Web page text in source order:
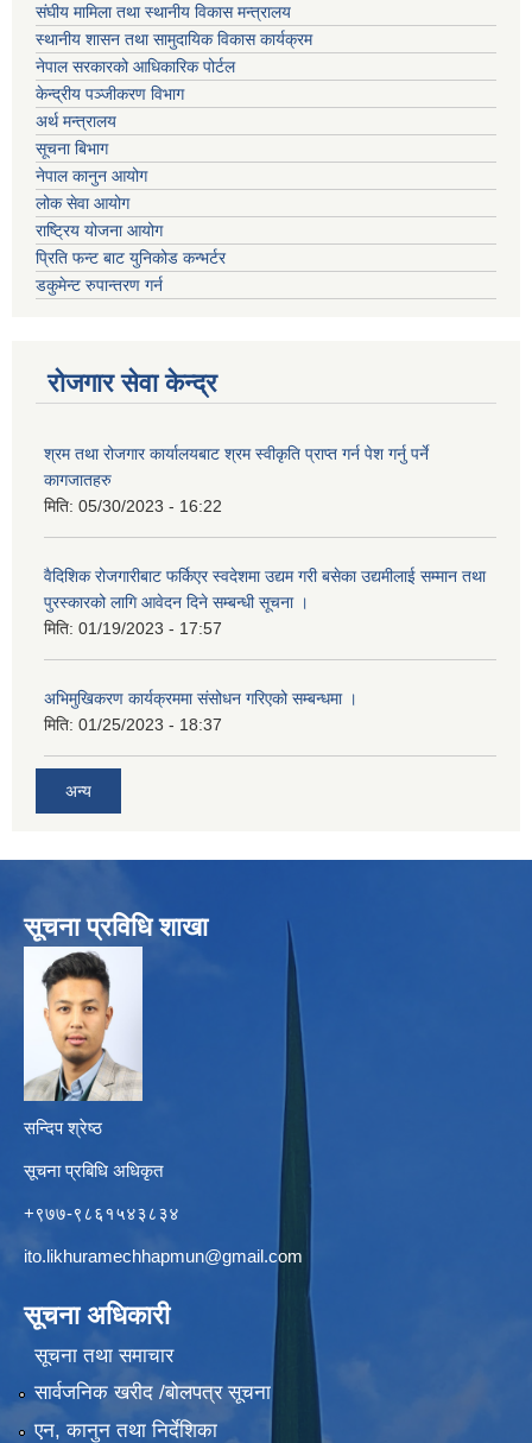
संघीय मामिला तथा स्थानीय विकास मन्त्रालय
स्थानीय शासन तथा सामुदायिक विकास कार्यक्रम
नेपाल सरकारको आधिकारिक पोर्टल
केन्द्रीय पञ्जीकरण विभाग
अर्थ मन्त्रालय
सूचना बिभाग
नेपाल कानुन आयोग
लोक सेवा आयोग
राष्ट्रिय योजना आयोग
प्रिति फन्ट बाट युनिकोड कन्भर्टर
डकुमेन्ट रुपान्तरण गर्न
रोजगार सेवा केन्द्र
श्रम तथा रोजगार कार्यालयबाट श्रम स्वीकृति प्राप्त गर्न पेश गर्नु पर्ने
कागजातहरु
मिति: 05/30/2023 - 16:22
वैदिशिक रोजगारीबाट फर्किएर स्वदेशमा उद्यम गरी बसेका उद्यमीलाई सम्मान तथा
पुरस्कारको लागि आवेदन दिने सम्बन्धी सूचना ।
मिति: 01/19/2023 - 17:57
अभिमुखिकरण कार्यक्रममा संसोधन गरिएको सम्बन्धमा ।
मिति: 01/25/2023 - 18:37
अन्य
सूचना प्रविधि शाखा
सन्दिप श्रेष्ठ
सूचना प्रबिधि अधिकृत
+९७७-९८६१५४३८३४
ito.likhuramechhapmun@gmail.com
सूचना अधिकारी
सूचना तथा समाचार
सार्वजनिक खरीद /बोलपत्र सूचना
एन, कानुन तथा निर्देशिका